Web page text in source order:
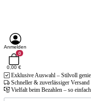
Anmelden
0
0,00 €
Exklusive Auswahl – Stilvoll
Schneller & zuverlässiger
Vielfalt beim Bezahlen – so